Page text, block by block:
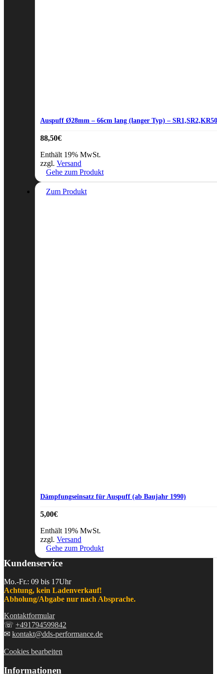
Auspuff Ø28mm – 66cm lang (langer Typ) –
88,50€
Enthält 19% MwSt.
zzgl. Versand
Gehe zum Produkt
Zum Produkt
Dämpfungseinsatz für Auspuff (ab Baujahr 1990)
5,00€
Enthält 19% MwSt.
zzgl. Versand
Gehe zum Produkt
Kundenservice
Mo.-Fr.: 09 bis 17Uhr
Achtung, kein Ladenverkauf!
Abholung/Abgabe nur nach Absprache.
Kontaktformular
☏ +491794599842
✉ kontakt@dds-performance.de
Cookies bearbeiten
Informationen